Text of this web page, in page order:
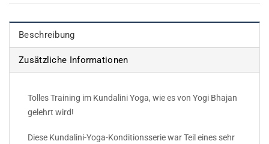
Beschreibung
Zusätzliche Informationen
Tolles Training im Kundalini Yoga, wie es von Yogi Bhajan
gelehrt wird!
Diese Kundalini-Yoga-Konditionsserie war Teil eines sehr